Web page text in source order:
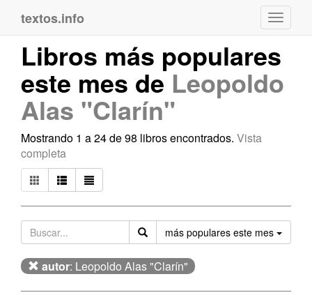
textos.info
Libros más populares
este mes deLeopoldo
Alas "Clarín"
Mostrando 1 a 24 de 98 libros encontrados. Vista
completa
más populares este mes
autor: Leopoldo Alas "Clarín"